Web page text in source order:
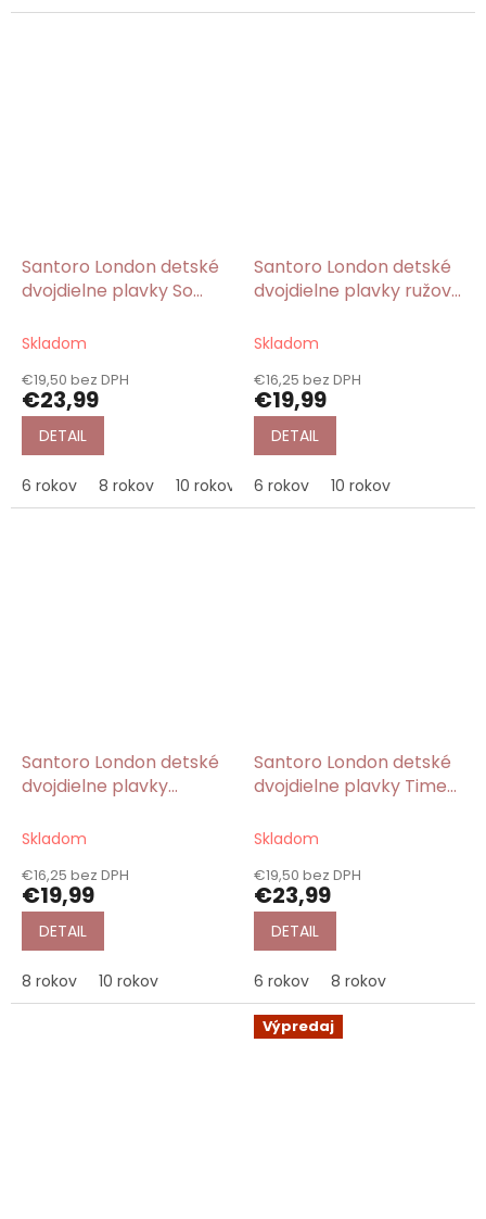
Santoro London detské
dvojdielne plavky So
Skladom
€19,50 bez DPH
€23,99
DETAIL
6 rokov 8 rokov 10 rokov 12 rokov
Santoro London detské
dvojdielne plavky ružové
Story/Gorjuss
Skladom
€16,25 bez DPH
€19,99
DETAIL
6 rokov 10 rokov
Santoro London detské
dvojdielne plavky
Skladom
€16,25 bez DPH
€19,99
DETAIL
8 rokov 10 rokov
Santoro London detské
dvojdielne plavky Time
Skladom
€19,50 bez DPH
€23,99
DETAIL
6 rokov 8 rokov
Výpredaj